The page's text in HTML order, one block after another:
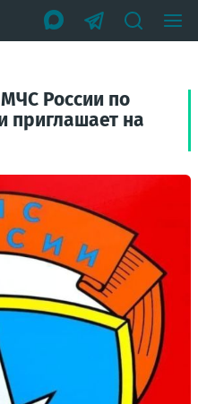
России по
приглашает на